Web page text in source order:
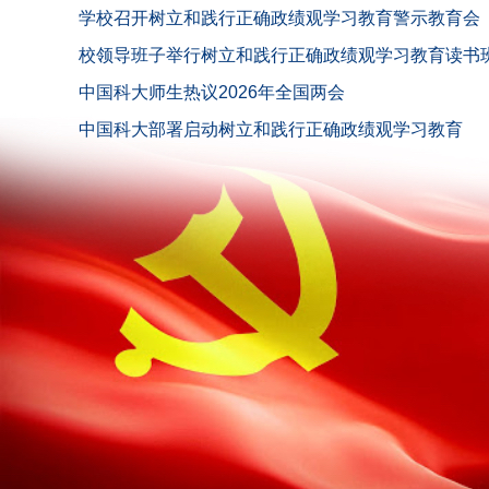
学校召开树立和践行正确政绩观学习教育警示教育会
校领导班子举行树立和践行正确政绩观学习教育读书
中国科大师生热议2026年全国两会
中国科大部署启动树立和践行正确政绩观学习教育